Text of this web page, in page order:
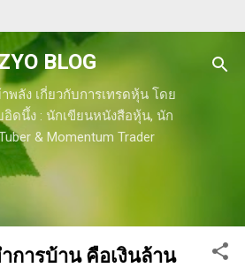
BLOG
พลัง เกี่ยวกับการเทรดหุ้น โดย
อิดนึ้ง : นักเขียนหนังสือหุ้น, นัก
& Momentum Trader
การบ้าน คือเงินล้าน